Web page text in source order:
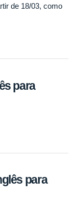
de 18/03, como
para
para